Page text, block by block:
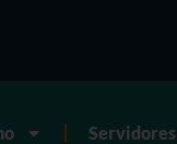
Servidores